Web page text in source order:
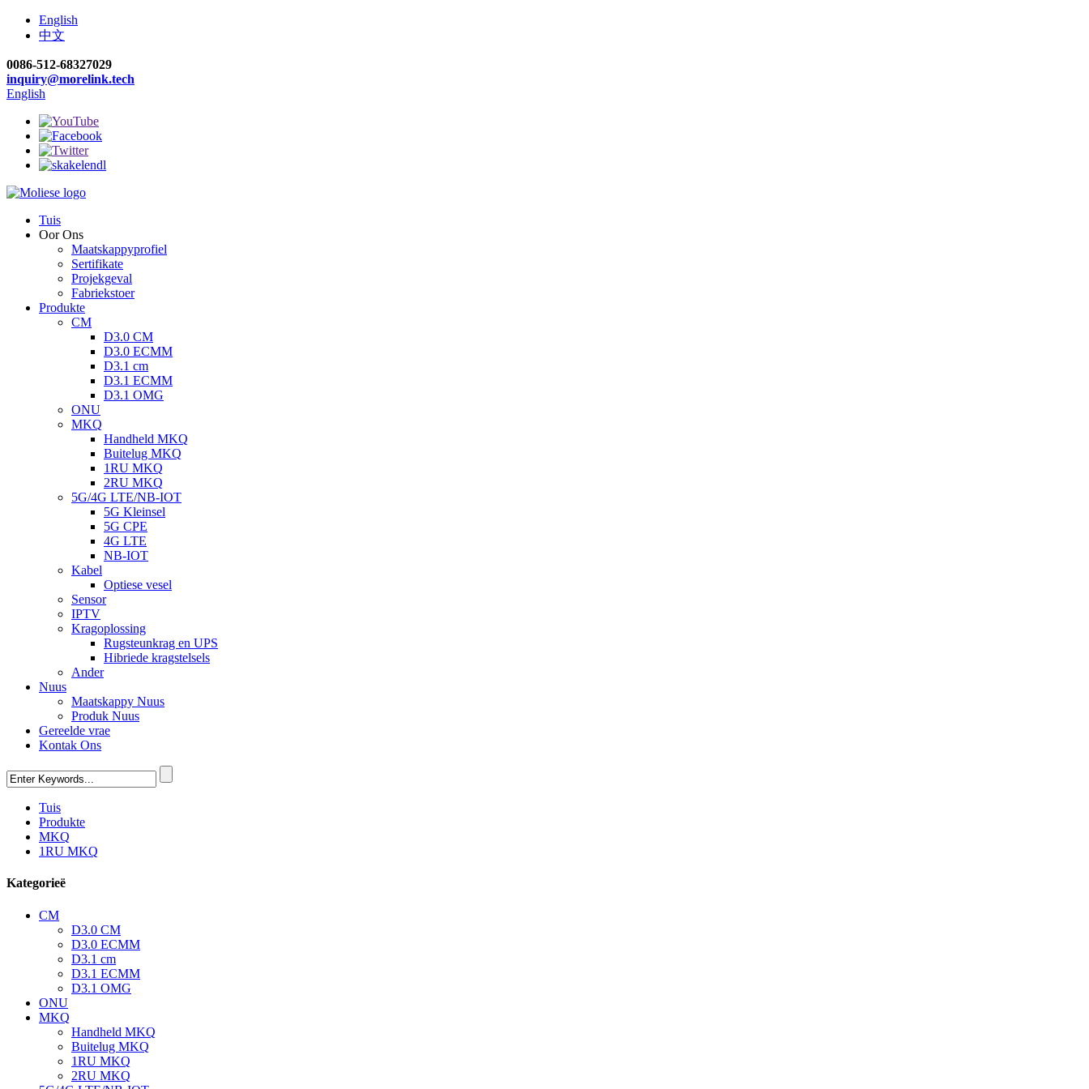
English
中文
0086-512-68327029
inquiry@morelink.tech
English
Tuis
Oor Ons
Maatskappyprofiel
Sertifikate
Projekgeval
Fabriekstoer
Produkte
CM
D3.0 CM
D3.0 ECMM
D3.1 cm
D3.1 ECMM
D3.1 OMG
ONU
MKQ
Handheld MKQ
Buitelug MKQ
1RU MKQ
2RU MKQ
5G/4G LTE/NB-IOT
5G Kleinsel
5G CPE
4G LTE
NB-IOT
Kabel
Optiese vesel
Sensor
IPTV
Kragoplossing
Rugsteunkrag en UPS
Hibriede kragstelsels
Ander
Nuus
Maatskappy Nuus
Produk Nuus
Gereelde vrae
Kontak Ons
Tuis
Produkte
MKQ
1RU MKQ
Kategorieë
CM
D3.0 CM
D3.0 ECMM
D3.1 cm
D3.1 ECMM
D3.1 OMG
ONU
MKQ
Handheld MKQ
Buitelug MKQ
1RU MKQ
2RU MKQ